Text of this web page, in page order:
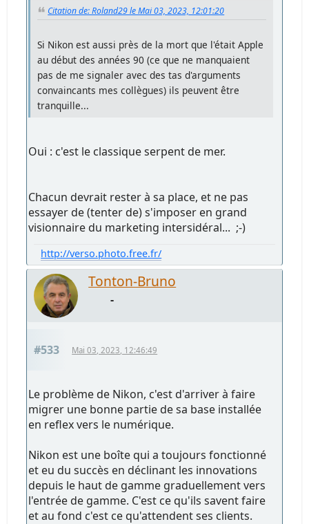
Citation de: Roland29 le Mai 03, 2023, 12:01:20
Si Nikon est aussi près de la mort que l'était Apple
au début des années 90 (ce que ne manquaient
pas de me signaler avec des tas d'arguments
convaincants mes collègues) ils peuvent être
tranquille...
Oui : c'est le classique serpent de mer.
Chacun devrait rester à sa place, et ne pas
essayer de (tenter de) s'imposer en grand
visionnaire du marketing intersidéral... ;-)
http://verso.photo.free.fr/
Tonton-Bruno
-
#533 Mai 03, 2023, 12:46:49
Le problème de Nikon, c'est d'arriver à faire
migrer une bonne partie de sa base installée
en reflex vers le numérique.
Nikon est une boîte qui a toujours fonctionné
et eu du succès en déclinant les innovations
depuis le haut de gamme graduellement vers
l'entrée de gamme. C'est ce qu'ils savent faire
et au fond c'est ce qu'attendent ses clients.